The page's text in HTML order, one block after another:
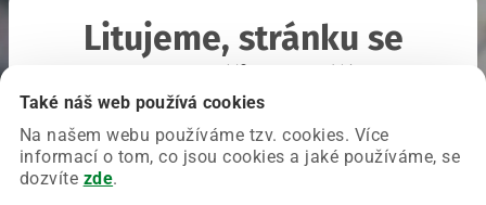
Také náš web používá cookies
Na našem webu používáme tzv. cookies. Více
informací o tom, co jsou cookies a jaké používáme, se
dozvíte zde.
Litujeme, stránku se
Chyba nastala na naší straně a už ji opravujeme.
Zkuste prosím znovu načíst požadovanou stránku.